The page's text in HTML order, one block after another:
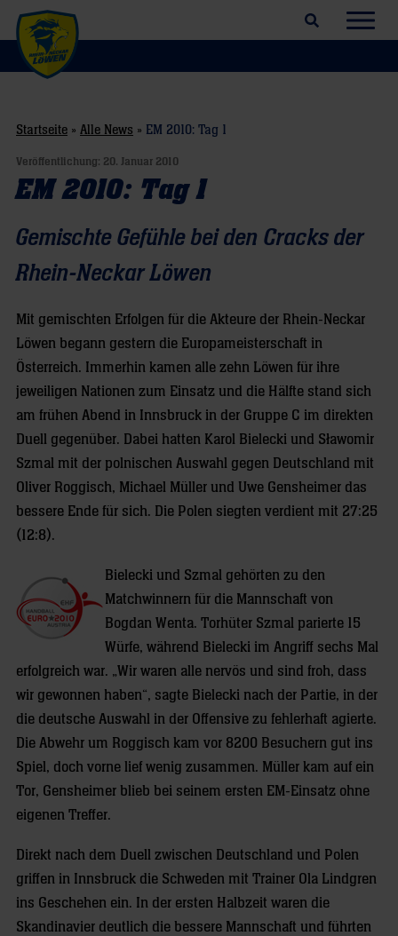
Suchfeld öffnen
Startseite » Alle News » EM 2010: Tag 1
Veröffentlichung: 20. Januar 2010
EM 2010: Tag 1
Gemischte Gefühle bei den Cracks der
Rhein-Neckar Löwen
Mit gemischten Erfolgen für die Akteure der Rhein-Neckar
Löwen begann gestern die Europameisterschaft in
Österreich. Immerhin kamen alle zehn Löwen für ihre
jeweiligen Nationen zum Einsatz und die Hälfte stand sich
am frühen Abend in Innsbruck in der Gruppe C im direkten
Duell gegenüber. Dabei hatten Karol Bielecki und Sławomir
Szmal mit der polnischen Auswahl gegen Deutschland mit
Oliver Roggisch, Michael Müller und Uwe Gensheimer das
bessere Ende für sich. Die Polen siegten verdient mit 27:25
(12:8).
Bielecki und Szmal gehörten zu den
Matchwinnern für die Mannschaft von
Bogdan Wenta. Torhüter Szmal parierte 15
Würfe, während Bielecki im Angriff sechs Mal
erfolgreich war. „Wir waren alle nervös und sind froh, dass
wir gewonnen haben“, sagte Bielecki nach der Partie, in der
die deutsche Auswahl in der Offensive zu fehlerhaft agierte.
Die Abwehr um Roggisch kam vor 8200 Besuchern gut ins
Spiel, doch vorne lief wenig zusammen. Müller kam auf ein
Tor, Gensheimer blieb bei seinem ersten EM-Einsatz ohne
eigenen Treffer.
Direkt nach dem Duell zwischen Deutschland und Polen
griffen in Innsbruck die Schweden mit Trainer Ola Lindgren
ins Geschehen ein. In der ersten Halbzeit waren die
Skandinavier deutlich die bessere Mannschaft und führten